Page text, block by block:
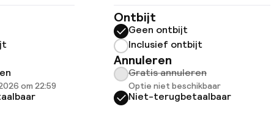
om 22:59
Ontbijt
Geen ontbijt
Inclusief ontbijt
Annuleren
Gratis annuleren
Optie niet beschikbaar
Niet-terugbetaalbaar